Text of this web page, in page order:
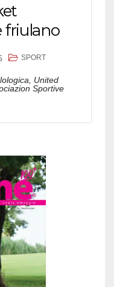
friulano
SPORT
United
Sportive